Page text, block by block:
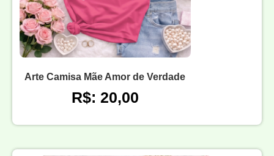
Arte Camisa Mãe Amor de Verdade
R$: 20,00